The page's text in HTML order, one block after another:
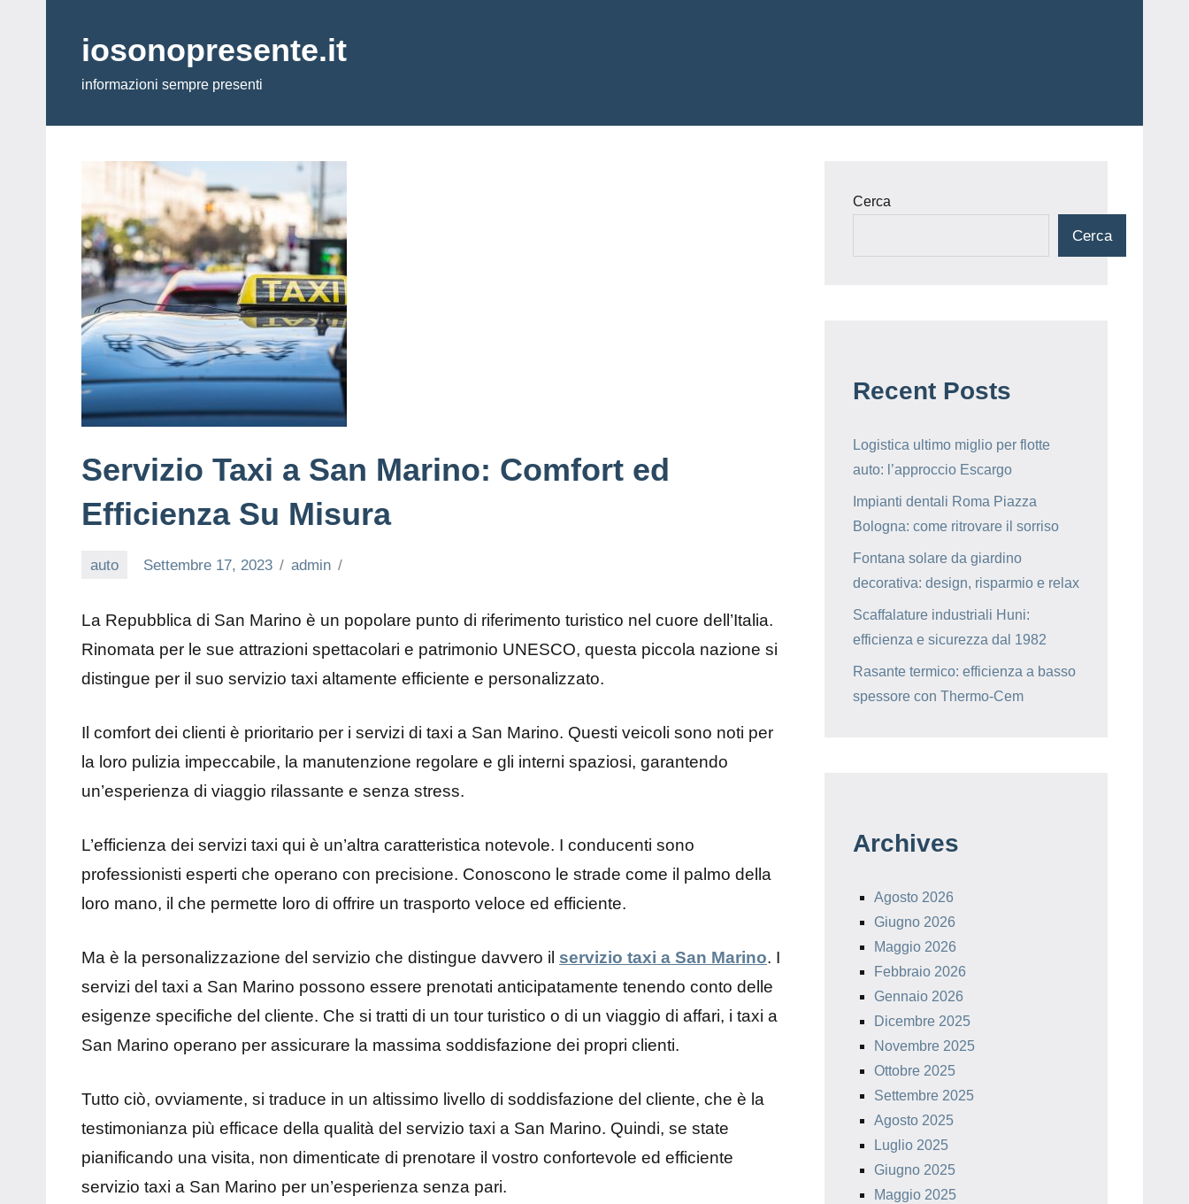
contenutoiosonopresente.it
informazioni sempre presenti
Servizio Taxi a San Marino: Comfort ed
Efficienza Su Misura
auto Settembre 17, 2023 admin
La Repubblica di San Marino è un popolare punto di riferimento turistico nel cuore dell’Italia.
Rinomata per le sue attrazioni spettacolari e patrimonio UNESCO, questa piccola nazione si
distingue per il suo servizio taxi altamente efficiente e personalizzato.
Il comfort dei clienti è prioritario per i servizi di taxi a San Marino. Questi veicoli sono noti per
la loro pulizia impeccabile, la manutenzione regolare e gli interni spaziosi, garantendo
un’esperienza di viaggio rilassante e senza stress.
L’efficienza dei servizi taxi qui è un’altra caratteristica notevole. I conducenti sono
professionisti esperti che operano con precisione. Conoscono le strade come il palmo della
loro mano, il che permette loro di offrire un trasporto veloce ed efficiente.
Ma è la personalizzazione del servizio che distingue davvero il servizio taxi a San Marino. I
servizi del taxi a San Marino possono essere prenotati anticipatamente tenendo conto delle
esigenze specifiche del cliente. Che si tratti di un tour turistico o di un viaggio di affari, i taxi a
San Marino operano per assicurare la massima soddisfazione dei propri clienti.
Tutto ciò, ovviamente, si traduce in un altissimo livello di soddisfazione del cliente, che è la
testimonianza più efficace della qualità del servizio taxi a San Marino. Quindi, se state
pianificando una visita, non dimenticate di prenotare il vostro confortevole ed efficiente
servizio taxi a San Marino per un’esperienza senza pari.
Cerca
Cerca
Recent Posts
Logistica ultimo miglio per flotte
auto: l’approccio Escargo
Impianti dentali Roma Piazza
Bologna: come ritrovare il sorriso
Fontana solare da giardino
decorativa: design, risparmio e relax
Scaffalature industriali Huni:
efficienza e sicurezza dal 1982
Rasante termico: efficienza a basso
spessore con Thermo-Cem
Archives
Agosto 2026
Giugno 2026
Maggio 2026
Febbraio 2026
Gennaio 2026
Dicembre 2025
Novembre 2025
Ottobre 2025
Settembre 2025
Agosto 2025
Luglio 2025
Giugno 2025
Maggio 2025